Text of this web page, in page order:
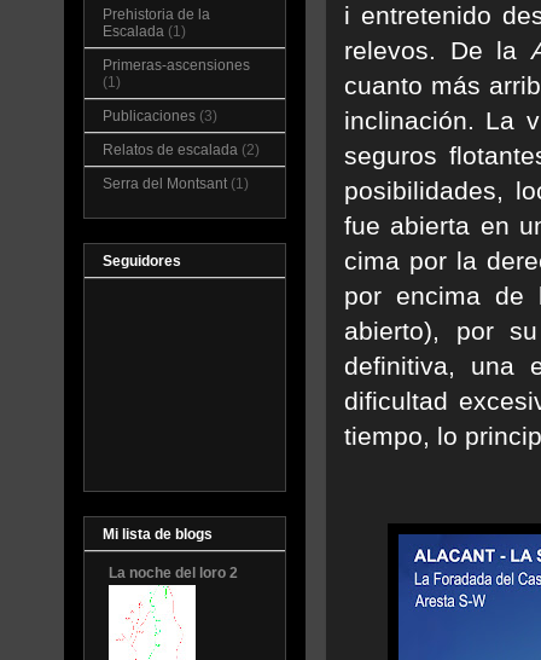
i entretenido
relevos. De la
cuanto más
inclinación. La
seguros
posibilidades,
fue abierta en
cima por la
por encima de
abierto), por
definitiva, una
dificultad
tiempo, lo
Prehistoria de la
Escalada (1)
Primeras-ascensiones
(1)
Publicaciones (3)
Relatos de escalada (2)
Serra del Montsant (1)
Seguidores
Mi lista de blogs
La noche del loro 2